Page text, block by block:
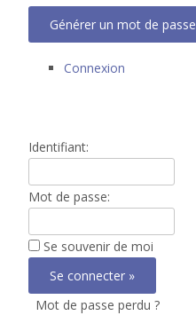
Générer un mot de passe
Connexion
Identifiant:
Mot de passe:
Se souvenir de moi
Mot de passe perdu ?